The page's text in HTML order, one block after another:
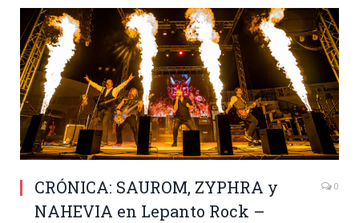
CRÓNICA: SAUROM, ZYPHRA y
NAHEVIA en Lepanto Rock –
0